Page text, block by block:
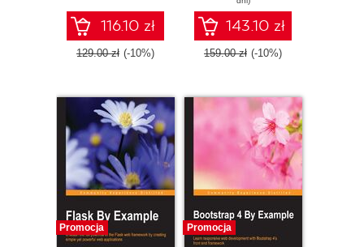
116.10 zł
129.00 zł (-10%)
understand recipes
that explain how to
use Sass and
Compass to write
reusable CSS
code for your web
development
projects
143.10 zł
159.00 zł (-10%)
Promocja Promocja